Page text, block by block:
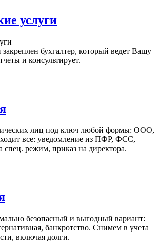
услуги
бухгалтер, который ведет Вашу
и консультирует.
лиц под ключ любой формы: ООО,
все: уведомление из ПФР, ФСС,
спец. режим, приказ на директора.
безопасный и выгодный вариант:
банкротство. Снимем в учета
включая долги.